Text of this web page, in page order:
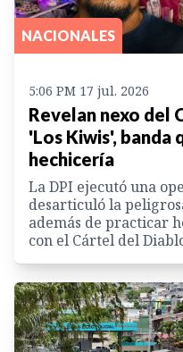
NACIONALES
5:06 PM 17 jul. 2026
Revelan nexo del
'Los Kiwis', banda
hechicería
La DPI ejecutó una
desarticuló la
además de practicar
con el Cártel del